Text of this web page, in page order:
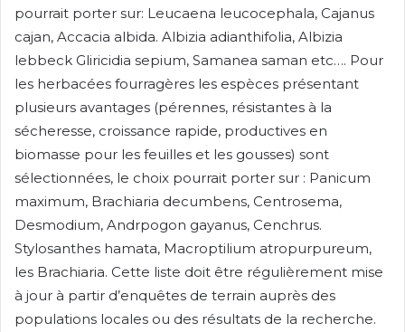
pourrait porter sur: Leucaena leucocephala, Cajanus
cajan, Accacia albida. Albizia adianthifolia, Albizia
lebbeck Gliricidia sepium, Samanea saman etc…. Pour
les herbacées fourragères les espèces présentant
plusieurs avantages (pérennes, résistantes à la
sécheresse, croissance rapide, productives en
biomasse pour les feuilles et les gousses) sont
sélectionnées, le choix pourrait porter sur : Panicum
maximum, Brachiaria decumbens, Centrosema,
Desmodium, Andrpogon gayanus, Cenchrus.
Stylosanthes hamata, Macroptilium atropurpureum,
les Brachiaria. Cette liste doit être régulièrement mise
à jour à partir d’enquêtes de terrain auprès des
populations locales ou des résultats de la recherche.